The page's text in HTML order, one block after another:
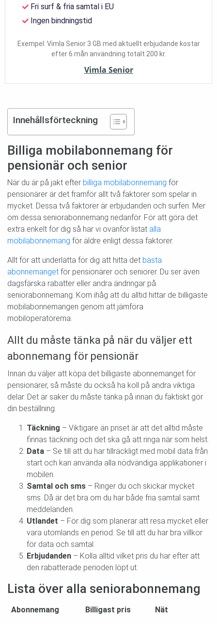
Fri surf & fria samtal i EU
Ingen bindningstid
Exempel: Vimla Senior 3 GB med aktuellt erbjudande kostar
efter 6 mån användning totalt 200 kr.
Vimla Senior
Innehållsförteckning
Billiga mobilabonnemang för
pensionär och senior
När du är på jakt efter billiga mobilabonnemang för
pensionärer är det framför allt två faktorer som spelar in
mycket. Dessa två faktorer är erbjudanden och surfen. Mer
om dessa seniorabonnemang nedanför. För att göra det
extra enkelt för dig så har vi ovanför listat alla
mobilabonnemang för äldre enligt dessa faktorer.
Allt för att underlätta för dig att hitta det bästa
abonnemanget för pensionärer och seniorer. Du ser även
dagsfärska rabatter eller andra ändringar på
seniorabonnemang. Kom ihåg att du alltid hittar de billigaste
mobilabonnemangen genom att jämföra
mobiloperatörerna.
Allt du måste tänka på när du väljer ett
abonnemang för pensionär
Innan du väljer att köpa det billigaste abonnemanget för
pensionärer, så måste du också ha koll på andra viktiga
delar. Det är saker du måste tänka på innan du faktiskt gör
din beställning.
Täckning – Viktigare än priset är att det alltid måste
finnas täckning och det ska gå att ringa när som helst.
Data – Se till att du har tillräckligt med mobil data från
start och kan använda alla nödvändiga applikationer i
mobilen.
Samtal och sms – Ringer du och skickar mycket
sms. Då är det bra om du har både fria samtal samt
meddelanden.
Utlandet – För dig som planerar att resa mycket eller
vara utomlands en period. Se till att du har bra villkor
för data och samtal.
Erbjudanden – Kolla alltid vilket pris du har efter att
den rabatterade perioden löpt ut.
Lista över alla seniorabonnemang
Abonnemang Billigast pris Nät